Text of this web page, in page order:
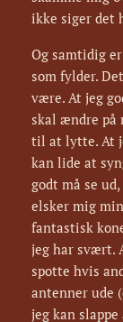
ikke siger det
Og samtidig
som fylder.
være. At jeg
skal ændre på
til at lytte. At
kan lide at
godt må se
elsker mig
fantastisk
jeg har svært.
spotte hvis
antenner ude
jeg kan